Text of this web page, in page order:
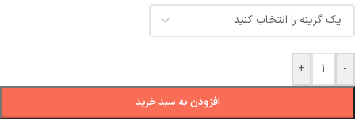
-
+
افزودن به سبد خرید